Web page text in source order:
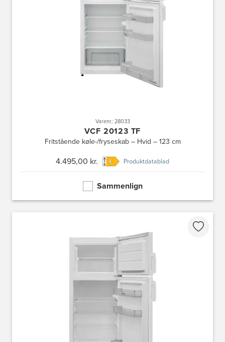
Varenr.: 28033
VCF 20123 TF
Fritstående køle-/fryseskab – Hvid – 123 cm
4.495,00 kr. Produktdatablad
Sammenlign